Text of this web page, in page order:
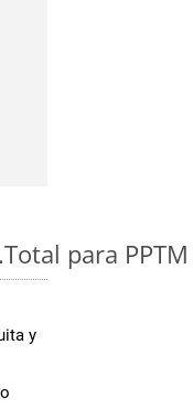
para PPTM
y